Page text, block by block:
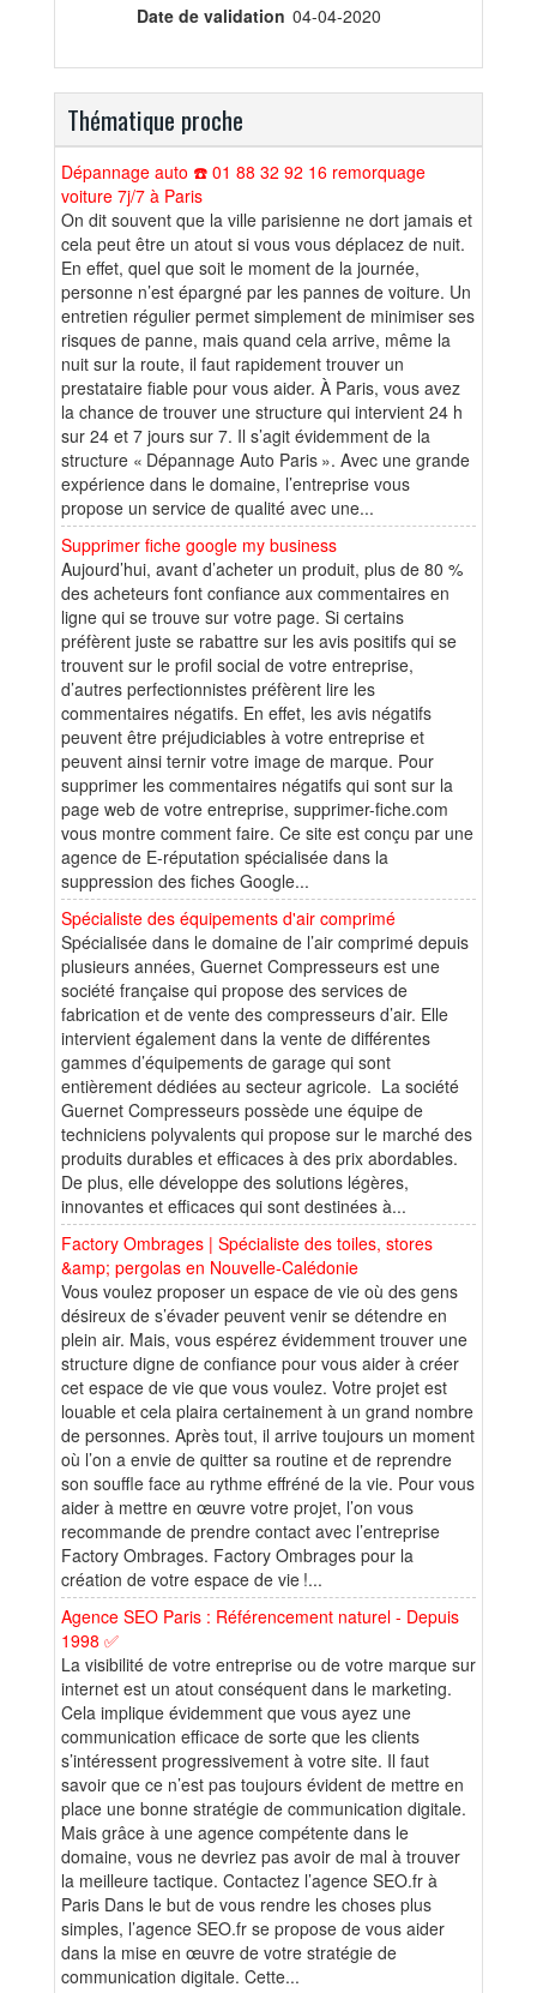
Date de validation 04-04-2020
Thématique proche
Dépannage auto ☎️ 01 88 32 92 16 remorquage
voiture 7j/7 à Paris
On dit souvent que la ville parisienne ne dort jamais et
cela peut être un atout si vous vous déplacez de nuit.
En effet, quel que soit le moment de la journée,
personne n’est épargné par les pannes de voiture. Un
entretien régulier permet simplement de minimiser ses
risques de panne, mais quand cela arrive, même la
nuit sur la route, il faut rapidement trouver un
prestataire fiable pour vous aider. À Paris, vous avez
la chance de trouver une structure qui intervient 24 h
sur 24 et 7 jours sur 7. Il s’agit évidemment de la
structure « Dépannage Auto Paris ». Avec une grande
expérience dans le domaine, l’entreprise vous
propose un service de qualité avec une...
Supprimer fiche google my business
Aujourd’hui, avant d’acheter un produit, plus de 80 %
des acheteurs font confiance aux commentaires en
ligne qui se trouve sur votre page. Si certains
préfèrent juste se rabattre sur les avis positifs qui se
trouvent sur le profil social de votre entreprise,
d’autres perfectionnistes préfèrent lire les
commentaires négatifs. En effet, les avis négatifs
peuvent être préjudiciables à votre entreprise et
peuvent ainsi ternir votre image de marque. Pour
supprimer les commentaires négatifs qui sont sur la
page web de votre entreprise, supprimer-fiche.com
vous montre comment faire. Ce site est conçu par une
agence de E-réputation spécialisée dans la
suppression des fiches Google...
Spécialiste des équipements d'air comprimé
Spécialisée dans le domaine de l’air comprimé depuis
plusieurs années, Guernet Compresseurs est une
société française qui propose des services de
fabrication et de vente des compresseurs d’air. Elle
intervient également dans la vente de différentes
gammes d’équipements de garage qui sont
entièrement dédiées au secteur agricole. La société
Guernet Compresseurs possède une équipe de
techniciens polyvalents qui propose sur le marché des
produits durables et efficaces à des prix abordables.
De plus, elle développe des solutions légères,
innovantes et efficaces qui sont destinées à...
Factory Ombrages | Spécialiste des toiles, stores
&amp; pergolas en Nouvelle-Calédonie
Vous voulez proposer un espace de vie où des gens
désireux de s’évader peuvent venir se détendre en
plein air. Mais, vous espérez évidemment trouver une
structure digne de confiance pour vous aider à créer
cet espace de vie que vous voulez. Votre projet est
louable et cela plaira certainement à un grand nombre
de personnes. Après tout, il arrive toujours un moment
où l’on a envie de quitter sa routine et de reprendre
son souffle face au rythme effréné de la vie. Pour vous
aider à mettre en œuvre votre projet, l’on vous
recommande de prendre contact avec l’entreprise
Factory Ombrages. Factory Ombrages pour la
création de votre espace de vie !...
Agence SEO Paris : Référencement naturel - Depuis
1998 ✅
La visibilité de votre entreprise ou de votre marque sur
internet est un atout conséquent dans le marketing.
Cela implique évidemment que vous ayez une
communication efficace de sorte que les clients
s’intéressent progressivement à votre site. Il faut
savoir que ce n’est pas toujours évident de mettre en
place une bonne stratégie de communication digitale.
Mais grâce à une agence compétente dans le
domaine, vous ne devriez pas avoir de mal à trouver
la meilleure tactique. Contactez l’agence SEO.fr à
Paris Dans le but de vous rendre les choses plus
simples, l’agence SEO.fr se propose de vous aider
dans la mise en œuvre de votre stratégie de
communication digitale. Cette...